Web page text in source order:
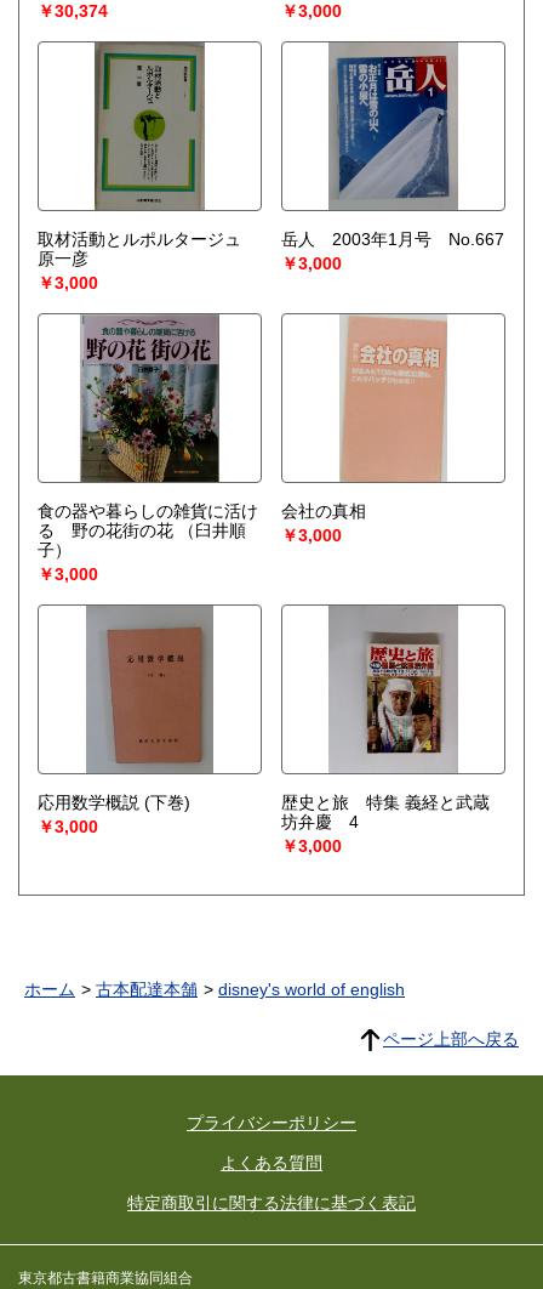
￥30,374
￥3,000
取材活動とルポルタージュ
原一彦
￥3,000
岳人 2003年1月号 No.667
￥3,000
食の器や暮らしの雑貨に活け
る 野の花街の花
（臼井順
子）
￥3,000
会社の真相
￥3,000
応用数学概説 (下巻)
￥3,000
歴史と旅 特集 義経と武蔵
坊弁慶 4
￥3,000
ホーム 古本配達本舗 disney's world of english
ページ上部へ戻る
プライバシーポリシー
よくある質問
特定商取引に関する法律に基づく表記
東京都古書籍商業協同組合